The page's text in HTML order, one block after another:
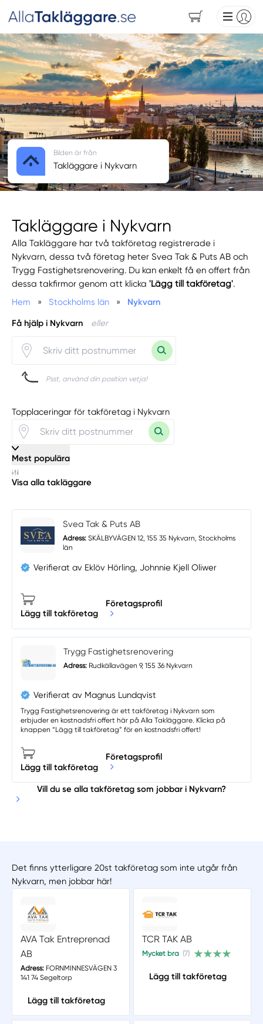
Takläggare i Nykvarn
Alla Takläggare har två takföretag registrerade i
Nykvarn, dessa två företag heter Svea Tak & Puts AB och
Trygg Fastighetsrenovering. Du kan enkelt få en offert från
dessa takfirmor genom att klicka'Lägg till takföretag'.
Hem
» Stockholms län » Nykvarn
Få hjälp i Nykvarn eller
Psst, använd din position vetja!
Bilden är från
Takläggare i Nykvarn
Topplaceringar för takföretag i Nykvarn
Mest populära
Visa alla takläggare
Svea Tak & Puts AB
Adress:SKÄLBYVÄGEN 12, 155 35 Nykvarn, Stockholms
län
Verifierat av Eklöv Hörling, Johnnie Kjell Oliwer
Lägg till takföretag
Företagsprofil
Trygg Fastighetsrenovering
Adress: Rudkällavägen 9, 155 36 Nykvarn
Verifierat av Magnus Lundqvist
Trygg Fastighetsrenovering är ett takföretag i Nykvarn som
erbjuder en kostnadsfri offert här på Alla Takläggare. Klicka på
knappen “Lägg till takföretag” för en kostnadsfri offert!
Lägg till takföretag
Företagsprofil
Vill du se alla takföretag som jobbar i Nykvarn?
Det finns ytterligare 20st takföretag som inte utgår från
Nykvarn, men jobbar här!
AVA Tak Entreprenad
AB
Adress:FORNMINNESVÄGEN 3
141 74 Segeltorp
Lägg till takföretag
TCR TAK AB
Mycket bra (7)
Lägg till takföretag